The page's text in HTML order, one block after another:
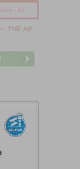
site
1160 p.p.